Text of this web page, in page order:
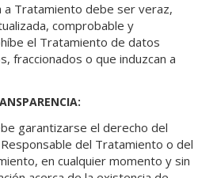
a Tratamiento debe ser veraz,
comprobable y
el Tratamiento de datos
fraccionados o que induzcan a
garantizarse el derecho del
del Tratamiento o del
en cualquier momento y sin